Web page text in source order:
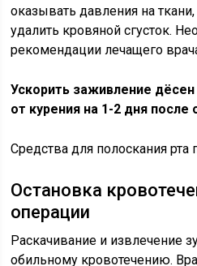
оказывать давления на
удалить кровяной сгусток.
рекомендации лечащего
Ускорить заживление
от курения на 1-2 дня после
Средства для полоскания рта
Остановка
операции
Раскачивание и извлечение
обильному кровотечению.